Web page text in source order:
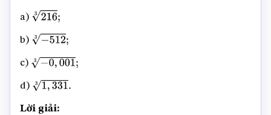
a) 2163;
b) − 5123;
c) − 0,0013;
d) 1, 3313.
Lời giải: